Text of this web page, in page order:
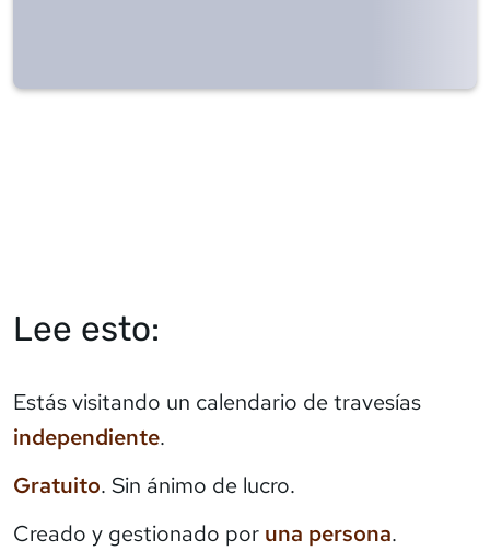
Lee esto:
Estás visitando un calendario de travesías
independiente.
Gratuito. Sin ánimo de lucro.
Creado y gestionado por una persona.